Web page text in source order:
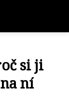
si ji
ní